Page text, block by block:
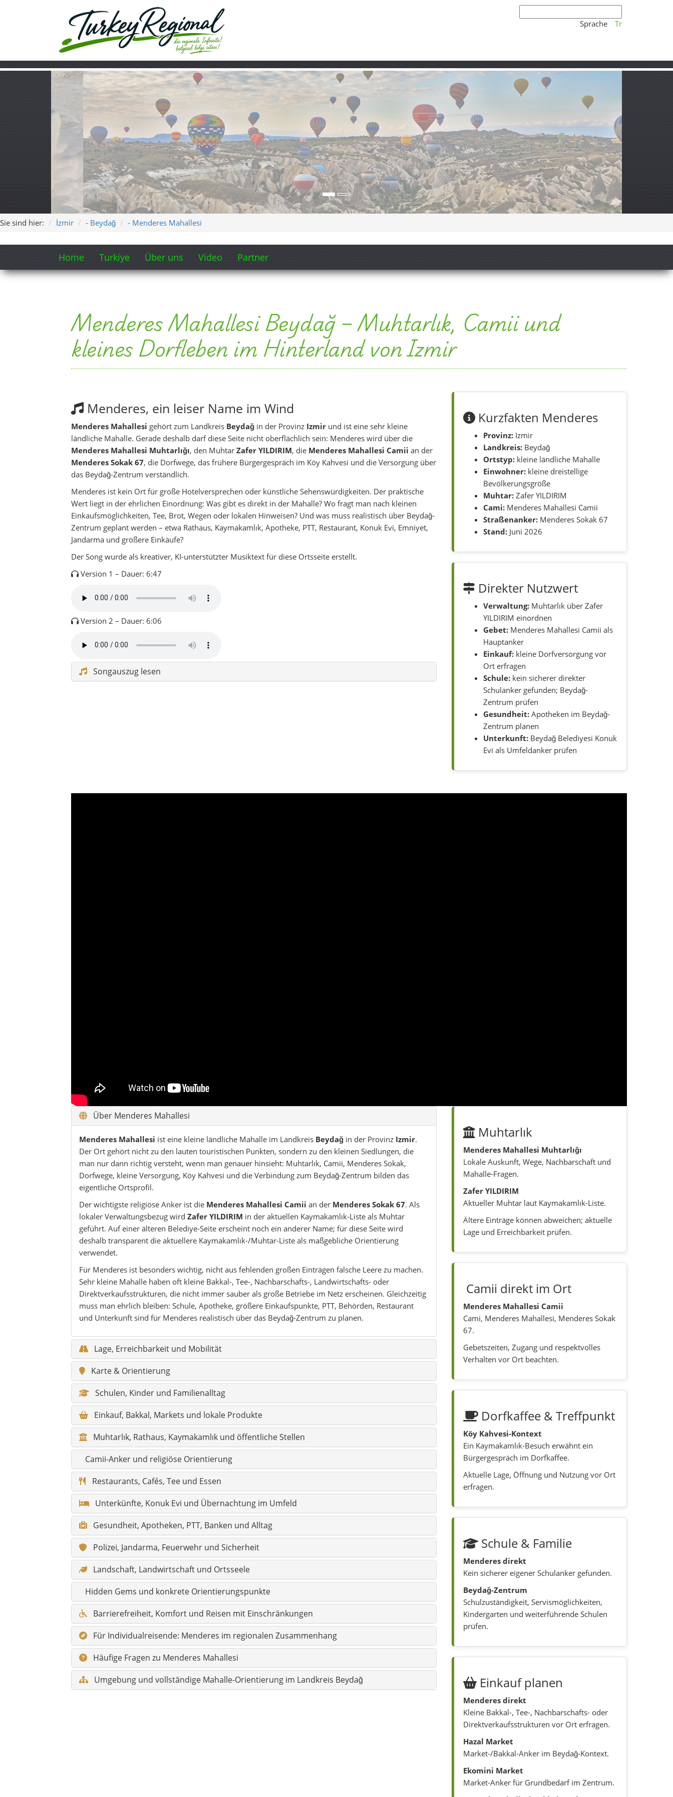
Sprache Tr
Sie sind hier: İzmir - Beydağ - Menderes Mahallesi
Home Turkiye Über uns Video Partner
Menderes Mahallesi Beydağ – Muhtarlık, Camii und
kleines Dorfleben im Hinterland von Izmir
Menderes, ein leiser Name im Wind
Menderes Mahallesi gehört zum Landkreis Beydağ in der Provinz Izmir und ist eine sehr kleine
ländliche Mahalle. Gerade deshalb darf diese Seite nicht oberflächlich sein: Menderes wird über die
Menderes Mahallesi Muhtarlığı, den Muhtar Zafer YILDIRIM, die Menderes Mahallesi Camii an der
Menderes Sokak 67, die Dorfwege, das frühere Bürgergespräch im Köy Kahvesi und die Versorgung über
das Beydağ-Zentrum verständlich.
Menderes ist kein Ort für große Hotelversprechen oder künstliche Sehenswürdigkeiten. Der praktische
Wert liegt in der ehrlichen Einordnung: Was gibt es direkt in der Mahalle? Wo fragt man nach kleinen
Einkaufsmöglichkeiten, Tee, Brot, Wegen oder lokalen Hinweisen? Und was muss realistisch über Beydağ-
Zentrum geplant werden – etwa Rathaus, Kaymakamlık, Apotheke, PTT, Restaurant, Konuk Evi, Emniyet,
Jandarma und größere Einkäufe?
Der Song wurde als kreativer, KI-unterstützter Musiktext für diese Ortsseite erstellt.
Version 1 – Dauer: 6:47
Version 2 – Dauer: 6:06
Songauszug lesen
Kurzfakten Menderes
Provinz: Izmir
Landkreis: Beydağ
Ortstyp: kleine ländliche Mahalle
Einwohner: kleine dreistellige
Bevölkerungsgröße
Muhtar: Zafer YILDIRIM
Cami: Menderes Mahallesi Camii
Straßenanker: Menderes Sokak 67
Stand: Juni 2026
Direkter Nutzwert
Verwaltung: Muhtarlık über Zafer
YILDIRIM einordnen
Gebet: Menderes Mahallesi Camii als
Hauptanker
Einkauf: kleine Dorfversorgung vor
Ort erfragen
Schule: kein sicherer direkter
Schulanker gefunden; Beydağ-
Zentrum prüfen
Gesundheit: Apotheken im Beydağ-
Zentrum planen
Unterkunft: Beydağ Belediyesi Konuk
Evi als Umfeldanker prüfen
Über Menderes Mahallesi
Menderes Mahallesi ist eine kleine ländliche Mahalle im Landkreis Beydağ in der Provinz Izmir.
Der Ort gehört nicht zu den lauten touristischen Punkten, sondern zu den kleinen Siedlungen, die
man nur dann richtig versteht, wenn man genauer hinsieht: Muhtarlık, Camii, Menderes Sokak,
Dorfwege, kleine Versorgung, Köy Kahvesi und die Verbindung zum Beydağ-Zentrum bilden das
eigentliche Ortsprofil.
Der wichtigste religiöse Anker ist die Menderes Mahallesi Camii an der Menderes Sokak 67. Als
lokaler Verwaltungsbezug wird Zafer YILDIRIM in der aktuellen Kaymakamlık-Liste als Muhtar
geführt. Auf einer älteren Belediye-Seite erscheint noch ein anderer Name; für diese Seite wird
deshalb transparent die aktuellere Kaymakamlık-/Muhtar-Liste als maßgebliche Orientierung
verwendet.
Für Menderes ist besonders wichtig, nicht aus fehlenden großen Einträgen falsche Leere zu machen.
Sehr kleine Mahalle haben oft kleine Bakkal-, Tee-, Nachbarschafts-, Landwirtschafts- oder
Direktverkaufsstrukturen, die nicht immer sauber als große Betriebe im Netz erscheinen. Gleichzeitig
muss man ehrlich bleiben: Schule, Apotheke, größere Einkaufspunkte, PTT, Behörden, Restaurant
und Unterkunft sind für Menderes realistisch über das Beydağ-Zentrum zu planen.
Lage, Erreichbarkeit und Mobilität
Karte & Orientierung
Schulen, Kinder und Familienalltag
Einkauf, Bakkal, Markets und lokale Produkte
Muhtarlık, Rathaus, Kaymakamlık und öffentliche Stellen
Camii-Anker und religiöse Orientierung
Restaurants, Cafés, Tee und Essen
Unterkünfte, Konuk Evi und Übernachtung im Umfeld
Gesundheit, Apotheken, PTT, Banken und Alltag
Polizei, Jandarma, Feuerwehr und Sicherheit
Landschaft, Landwirtschaft und Ortsseele
Hidden Gems und konkrete Orientierungspunkte
Barrierefreiheit, Komfort und Reisen mit Einschränkungen
Für Individualreisende: Menderes im regionalen Zusammenhang
Häufige Fragen zu Menderes Mahallesi
Umgebung und vollständige Mahalle-Orientierung im Landkreis Beydağ
Muhtarlık
Menderes Mahallesi Muhtarlığı
Lokale Auskunft, Wege, Nachbarschaft und
Mahalle-Fragen.
Zafer YILDIRIM
Aktueller Muhtar laut Kaymakamlık-Liste.
Ältere Einträge können abweichen; aktuelle
Lage und Erreichbarkeit prüfen.
Camii direkt im Ort
Menderes Mahallesi Camii
Cami, Menderes Mahallesi, Menderes Sokak
67.
Gebetszeiten, Zugang und respektvolles
Verhalten vor Ort beachten.
Dorfkaffee & Treffpunkt
Köy Kahvesi-Kontext
Ein Kaymakamlık-Besuch erwähnt ein
Bürgergespräch im Dorfkaffee.
Aktuelle Lage, Öffnung und Nutzung vor Ort
erfragen.
Schule & Familie
Menderes direkt
Kein sicherer eigener Schulanker gefunden.
Beydağ-Zentrum
Schulzuständigkeit, Servismöglichkeiten,
Kindergarten und weiterführende Schulen
prüfen.
Einkauf planen
Menderes direkt
Kleine Bakkal-, Tee-, Nachbarschafts- oder
Direktverkaufsstrukturen vor Ort erfragen.
Hazal Market
Market-/Bakkal-Anker im Beydağ-Kontext.
Ekomini Market
Market-Anker für Grundbedarf im Zentrum.